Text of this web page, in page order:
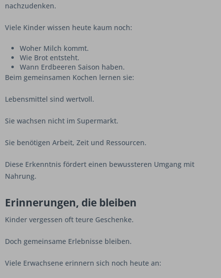
nachzudenken.
Viele Kinder wissen heute kaum noch:
Woher Milch kommt.
Wie Brot entsteht.
Wann Erdbeeren Saison haben.
Beim gemeinsamen Kochen lernen sie:
Lebensmittel sind wertvoll.
Sie wachsen nicht im Supermarkt.
Sie benötigen Arbeit, Zeit und Ressourcen.
Diese Erkenntnis fördert einen bewussteren Umgang mit
Nahrung.
Erinnerungen, die bleiben
Kinder vergessen oft teure Geschenke.
Doch gemeinsame Erlebnisse bleiben.
Viele Erwachsene erinnern sich noch heute an: